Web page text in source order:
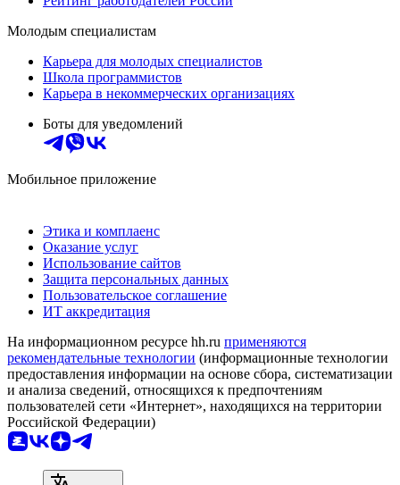
Молодым специалистам
Карьера для молодых специалистов
Школа программистов
Карьера в некоммерческих организациях
Боты для уведомлений
Мобильное приложение
Этика и комплаенс
Оказание услуг
Использование сайтов
Защита персональных данных
Пользовательское соглашение
ИТ аккредитация
На информационном ресурсе hh.ru применяются
рекомендательные технологии (информационные технологии
предоставления информации на основе сбора, систематизации
и анализа сведений, относящихся к предпочтениям
пользователей сети «Интернет», находящихся на территории
Российской Федерации)